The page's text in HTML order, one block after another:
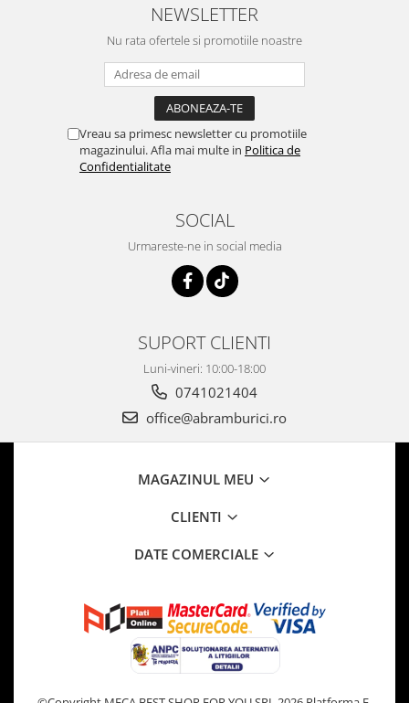
NEWSLETTER
Nu rata ofertele si promotiile noastre
Vreau sa primesc newsletter cu promotiile
magazinului. Afla mai multe in Politica de
Confidentialitate
SOCIAL
Urmareste-ne in social media
SUPORT CLIENTI
Luni-vineri: 10:00-18:00
0741021404
office@abramburici.ro
MAGAZINUL MEU
CLIENTI
DATE COMERCIALE